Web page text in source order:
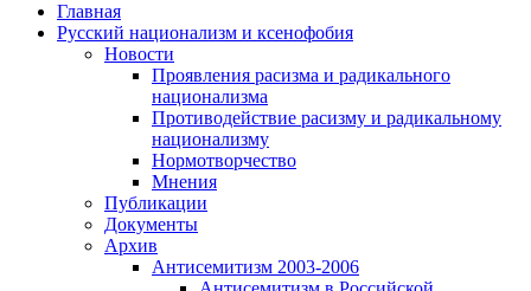
Главная
Русский национализм и ксенофобия
Новости
Проявления расизма и радикального
национализма
Противодействие расизму и радикальному
национализму
Нормотворчество
Мнения
Публикации
Документы
Архив
Антисемитизм 2003-2006